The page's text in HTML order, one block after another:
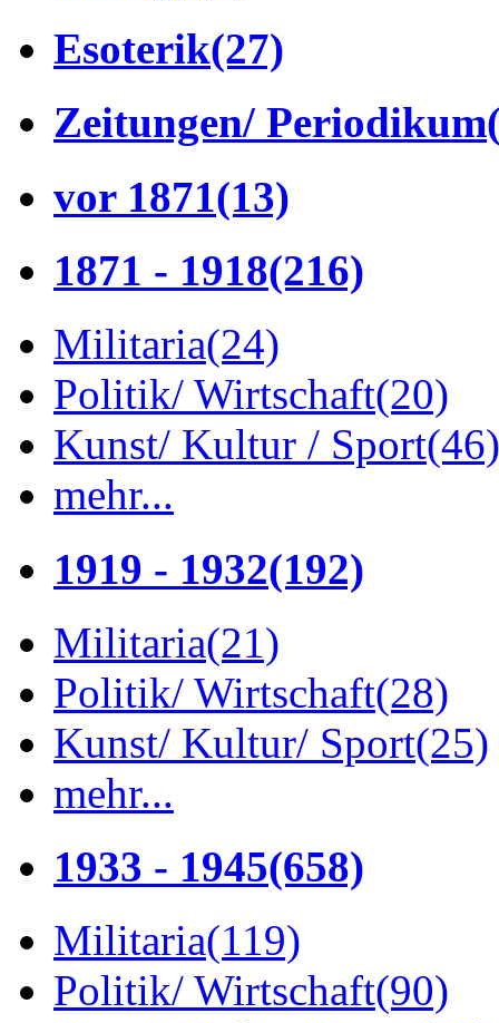
Esoterik(27)
Zeitungen/ Periodikum
vor 1871(13)
1871 - 1918(216)
Militaria(24)
Politik/ Wirtschaft(20)
Kunst/ Kultur / Sport(46)
mehr...
1919 - 1932(192)
Militaria(21)
Politik/ Wirtschaft(28)
Kunst/ Kultur/ Sport(25)
mehr...
1933 - 1945(658)
Militaria(119)
Politik/ Wirtschaft(90)